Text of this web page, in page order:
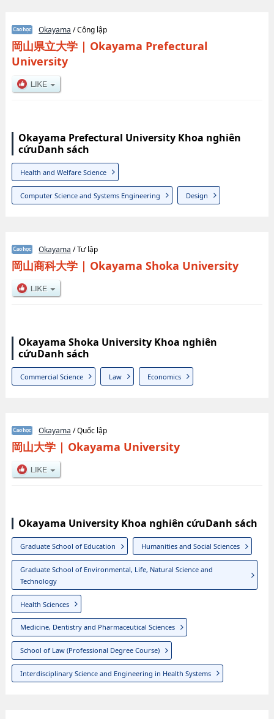
Okayama / Công lập
岡山県立大学| Okayama Prefectural
University
Okayama Prefectural University Khoa nghiên
cứuDanh sách
Health and Welfare Science
Computer Science and Systems Engineering Design
Okayama / Tư lập
岡山商科大学| Okayama Shoka University
Okayama Shoka University Khoa nghiên
cứuDanh sách
Commercial Science Law Economics
Okayama / Quốc lập
岡山大学| Okayama University
Okayama University Khoa nghiên cứuDanh sách
Graduate School of Education Humanities and Social Sciences
Graduate School of Environmental, Life, Natural Science and
Technology
Health Sciences
Medicine, Dentistry and Pharmaceutical Sciences
School of Law (Professional Degree Course)
Interdisciplinary Science and Engineering in Health Systems